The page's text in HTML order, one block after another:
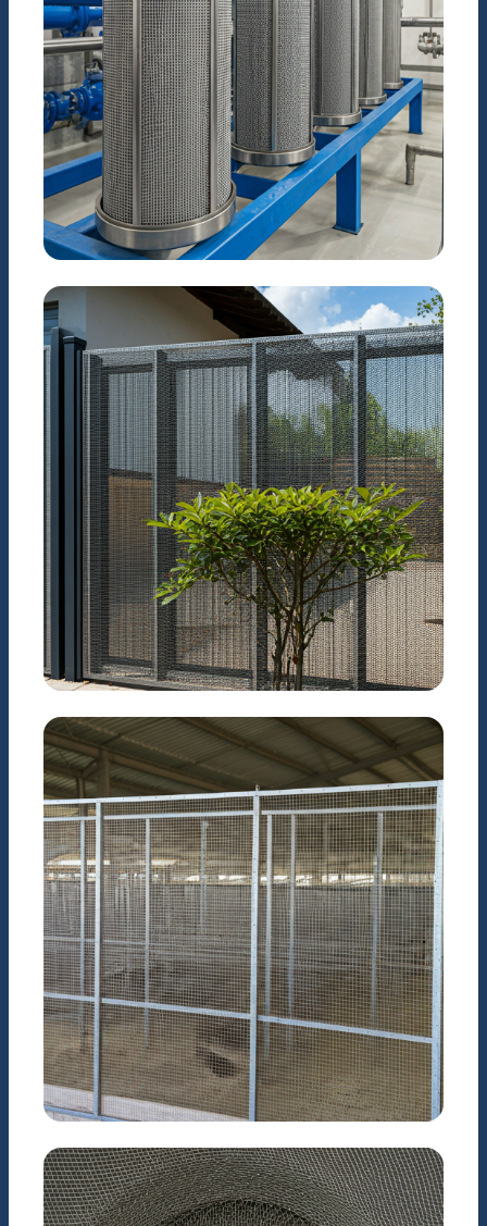
Hệ thống lọc nước & Hóa
chất
KIẾN TRÚC
Hàng rào & Trang trí nội
thất
NÔNG NGHIỆP
Chuồng trại chăn nuôi